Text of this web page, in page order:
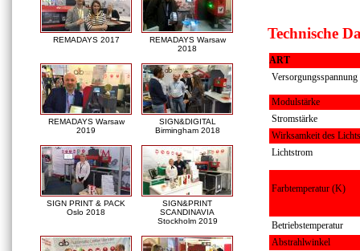
REMADAYS 2017
REMADAYS Warsaw
2018
REMADAYS Warsaw
2019
SIGN&DIGITAL
Birmingham 2018
SIGN PRINT & PACK
Oslo 2018
SIGN&PRINT
SCANDINAVIA
Stockholm 2019
Technische
ART
Versorgungsspannung
Modulstärke
Stromstärke
Wirksamkeit des Lichts
Lichtstrom
Farbtemperatur (K)
Betriebstemperatur
Abstrahlwinkel